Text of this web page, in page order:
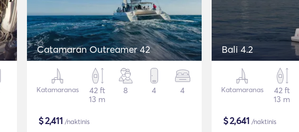
Catamaran Outreamer 42
Katamaranas
42 ft
13 m
8 4 4
$2,411 /naktinis
Bali 4.2
Katamaranas
42 ft
13 m
$2,641 /naktinis